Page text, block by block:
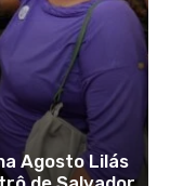
Agosto Lilás